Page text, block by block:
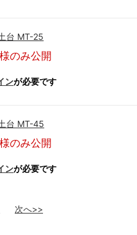
台 MT-25
のみ公開
ンが必要です
台 MT-45
のみ公開
ンが必要です
次へ>>